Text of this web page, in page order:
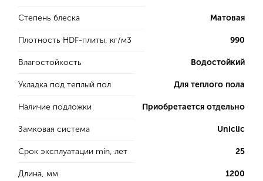
Степень блеска Матовая
Плотность HDF-плиты, кг/м3 990
Влагостойкость Водостойкий
Укладка под теплый пол Для теплого пола
Наличие подложки Приобретается отдельно
Замковая система Uniclic
Срок эксплуатации min, лет 25
Длина, мм 1200